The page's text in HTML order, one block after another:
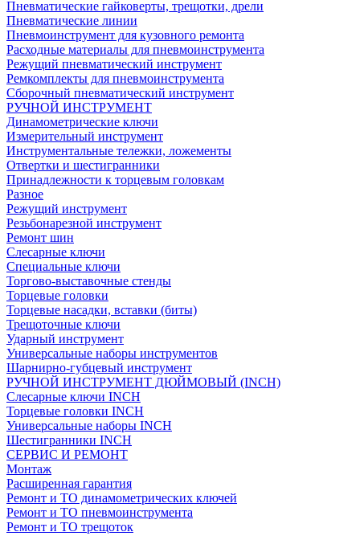
Пневматические гайковерты, трещотки, дрели
Пневматические линии
Пневмоинструмент для кузовного ремонта
Расходные материалы для пневмоинструмента
Режущий пневматический инструмент
Ремкомплекты для пневмоинструмента
Сборочный пневматический инструмент
РУЧНОЙ ИНСТРУМЕНТ
Динамометрические ключи
Измерительный инструмент
Инструментальные тележки, ложементы
Отвертки и шестигранники
Принадлежности к торцевым головкам
Разное
Режущий инструмент
Резьбонарезной инструмент
Ремонт шин
Слесарные ключи
Специальные ключи
Торгово-выставочные стенды
Торцевые головки
Торцевые насадки, вставки (биты)
Трещоточные ключи
Ударный инструмент
Универсальные наборы инструментов
Шарнирно-губцевый инструмент
РУЧНОЙ ИНСТРУМЕНТ ДЮЙМОВЫЙ (INCH)
Слесарные ключи INCH
Торцевые головки INCH
Универсальные наборы INCH
Шестигранники INCH
СЕРВИС И РЕМОНТ
Монтаж
Расширенная гарантия
Ремонт и ТО динамометрических ключей
Ремонт и ТО пневмоинструмента
Ремонт и ТО трещоток